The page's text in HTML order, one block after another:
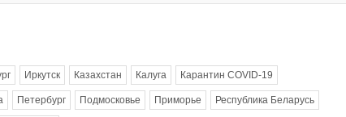
Иркутск Казахстан Калуга Карантин COVID-19
Петербург Подмосковье Приморье Республика Беларусь